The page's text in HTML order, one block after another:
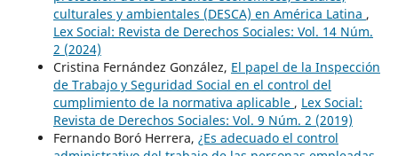
culturales y ambientales (DESCA) en América Latina ,
Lex Social: Revista de Derechos Sociales: Vol. 14 Núm.
2 (2024)
Cristina Fernández González, El papel de la Inspección
de Trabajo y Seguridad Social en el control del
cumplimiento de la normativa aplicable , Lex Social:
Revista de Derechos Sociales: Vol. 9 Núm. 2 (2019)
Fernando Boró Herrera, ¿Es adecuado el control